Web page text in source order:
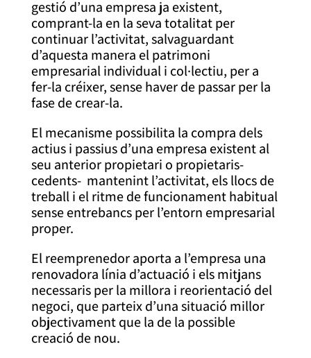
gestió d’una empresa ja existent,
comprant-la en la seva totalitat per
continuar l’activitat, salvaguardant
d’aquesta manera el patrimoni
empresarial individual i col·lectiu, per a
fer-la créixer, sense haver de passar per la
fase de crear-la.
El mecanisme possibilita la compra dels
actius i passius d’una empresa existent al
seu anterior propietari o propietaris-
cedents- mantenint l’activitat, els llocs de
treball i el ritme de funcionament habitual
sense entrebancs per l’entorn empresarial
proper.
El reemprenedor aporta a l’empresa una
renovadora línia d’actuació i els mitjans
necessaris per la millora i reorientació del
negoci, que parteix d’una situació millor
objectivament que la de la possible
creació de nou.